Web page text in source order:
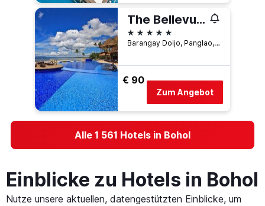
The Bellevue Resort
5 Sterne
Barangay Doljo, Panglao, Philippinen
€ 90
Zum Angebot
Alle 1 561 Hotels in Bohol
Einblicke zu Hotels in Bohol
Nutze unsere aktuellen, datengestützten Einblicke, um